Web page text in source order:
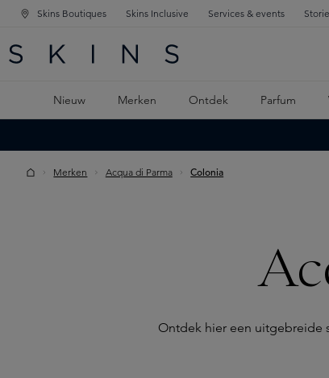
NAVIGATIE
DE HOOFDINHOUD
Skins Boutiques Skins Inclusive Services & events
Nieuw Merken Ontdek Parfum
Merken Acqua di Parma Colonia
Ontdek hier een uitgebreide